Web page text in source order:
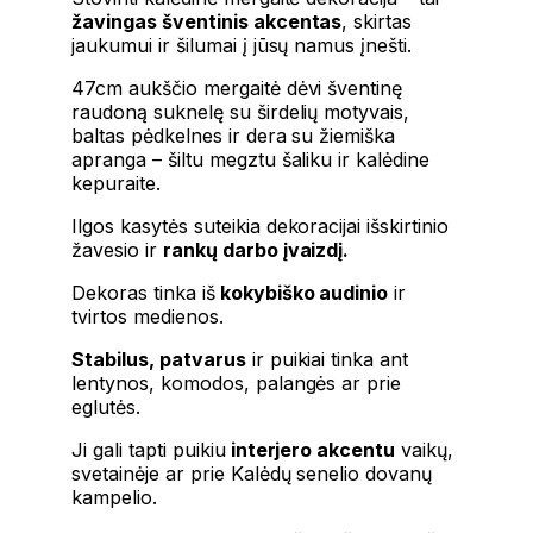
žavingas šventinis akcentas, skirtas
jaukumui ir šilumai į jūsų namus įnešti.
47cm aukščio mergaitė dėvi šventinę
raudoną suknelę su širdelių motyvais,
baltas pėdkelnes ir dera su žiemiška
apranga – šiltu megztu šaliku ir kalėdine
kepuraite.
Ilgos kasytės suteikia dekoracijai išskirtinio
žavesio ir rankų darbo įvaizdį.
Dekoras tinka iškokybiško audinio ir
tvirtos medienos.
Stabilus, patvarusir puikiai tinka ant
lentynos, komodos, palangės ar prie
eglutės.
Ji gali tapti puikiuinterjero akcentu vaikų,
svetainėje ar prie Kalėdų senelio dovanų
kampelio.